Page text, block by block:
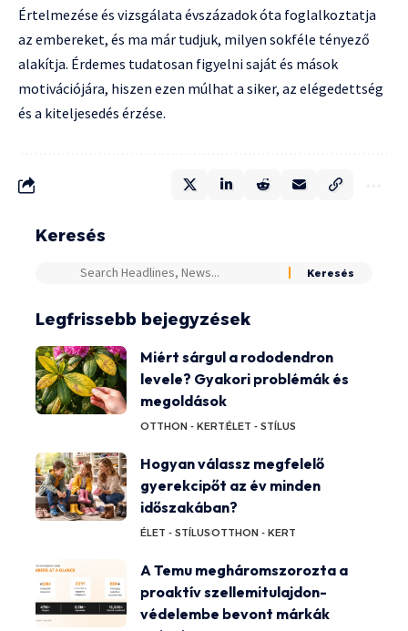
Értelmezése és vizsgálata évszázadok óta foglalkoztatja
az embereket, és ma már tudjuk, milyen sokféle tényező
alakítja. Érdemes tudatosan figyelni saját és mások
motivációjára, hiszen ezen múlhat a siker, az elégedettség
és a kiteljesedés érzése.
Keresés
Legfrissebb bejegyzések
Miért sárgul a rododendron
levele? Gyakori problémák és
megoldások
OTTHON - KERTÉLET - STÍLUS
Hogyan válassz megfelelő
gyerekcipőt az év minden
időszakában?
ÉLET - STÍLUSOTTHON - KERT
A Temu megháromszorozta a
proaktív szellemitulajdon-
védelembe bevont márkák